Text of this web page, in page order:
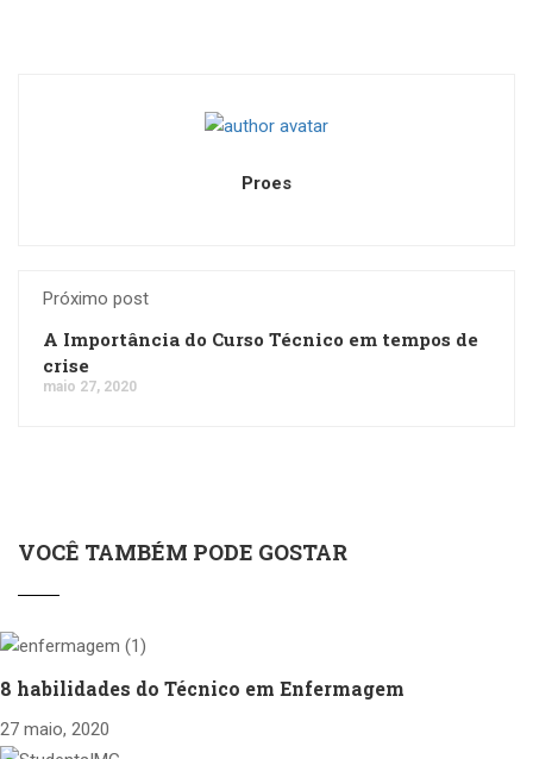
Proes
Próximo post
A Importância do Curso Técnico em tempos de
crise
maio 27, 2020
VOCÊ TAMBÉM PODE GOSTAR
8 habilidades do Técnico em Enfermagem
27 maio, 2020